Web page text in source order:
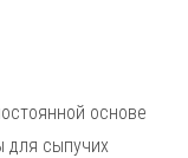
основе
для сыпучих